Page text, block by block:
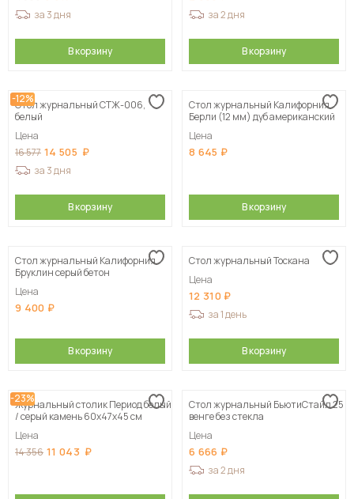
за 3 дня
В корзину
за 2 дня
В корзину
-12%
Стол журнальный СТЖ-006,
белый
Цена
16 577 14 505
за 3 дня
В корзину
Стол журнальный Калифорния
Берли (12 мм) дуб американский
Цена
8 645
В корзину
Стол журнальный Калифорния
Бруклин серый бетон
Цена
9 400
В корзину
Стол журнальный Тоскана
Цена
12 310
за 1 день
В корзину
-23%
Журнальный столик Период белый
/ серый камень 60х47х45 см
Цена
14 356 11 043
Стол журнальный БьютиСтайл 25
венге без стекла
Цена
6 666
за 2 дня